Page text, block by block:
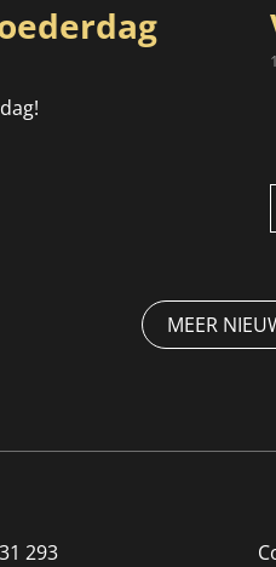
MEER
293